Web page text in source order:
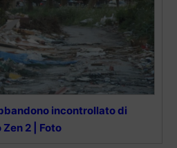
incontrollato di
2 | Foto